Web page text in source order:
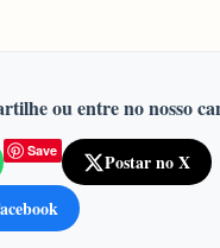
ou entre no nosso
Save
Postar no X